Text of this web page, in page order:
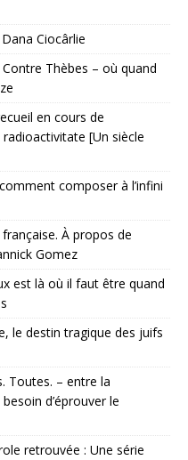
Ciocârlie
Thèbes – où quand
en cours de
[Un siècle
composer à l’infini
À propos de
Gomez
est là où il faut être quand
le destin tragique des juifs
Toutes. – entre la
d’éprouver le
retrouvée : Une série